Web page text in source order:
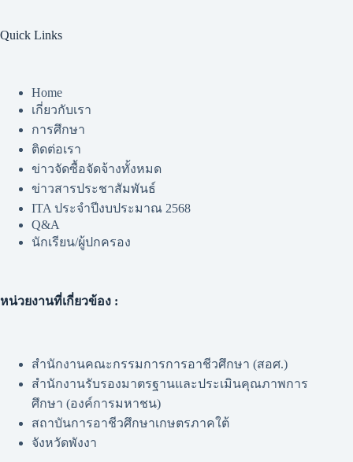
Quick Links
Home
เกี่ยวกับเรา
การศึกษา
ติดต่อเรา
ข่าวจัดซื้อจัดจ้างทั้งหมด
ข่าวสารประชาสัมพันธ์
ITA ประจำปีงบประมาณ 2568
Q&A
นักเรียน/ผู้ปกครอง
หน่วยงานที่เกี่ยวข้อง :
สำนักงานคณะกรรมการการอาชีวศึกษา (สอศ.)
สำนักงานรับรองมาตรฐานและประเมินคุณภาพการ
ศึกษา (องค์การมหาชน)
สถาบันการอาชีวศึกษาเกษตรภาคใต้
จังหวัดพังงา